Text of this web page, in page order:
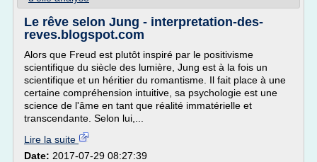
Le rêve selon Jung - interpretation-des-
reves.blogspot.com
Alors que Freud est plutôt inspiré par le positivisme
scientifique du siècle des lumière, Jung est à la fois un
scientifique et un héritier du romantisme. Il fait place à une
certaine compréhension intuitive, sa psychologie est une
science de l'âme en tant que réalité immatérielle et
transcendante. Selon lui,...
Lire la suite
Date: 2017-07-29 08:27:39